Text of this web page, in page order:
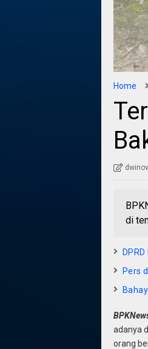
Home
di
Pers
adanya
orang